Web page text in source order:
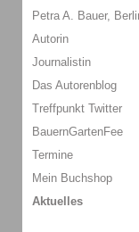
Petra A. Bauer,
Autorin
Journalistin
Das Autorenblog
Treffpunkt Twitter
BauernGartenFee
Termine
Mein Buchshop
Aktuelles